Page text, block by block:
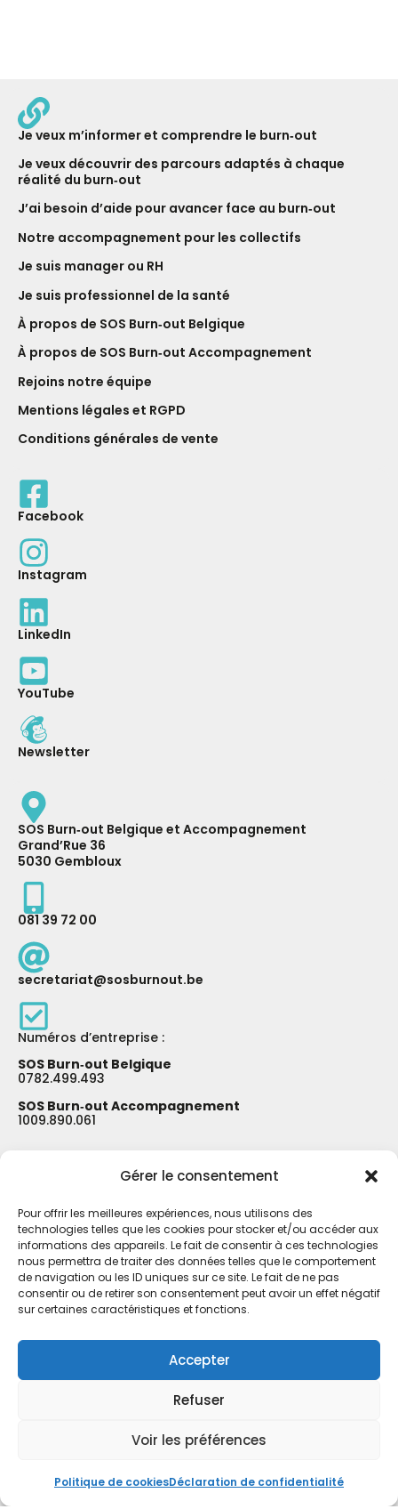
Gérer le consentement
Pour offrir les meilleures expériences, nous utilisons des
technologies telles que les cookies pour stocker et/ou accéder aux
informations des appareils. Le fait de consentir à ces technologies
nous permettra de traiter des données telles que le comportement
de navigation ou les ID uniques sur ce site. Le fait de ne pas
consentir ou de retirer son consentement peut avoir un effet négatif
sur certaines caractéristiques et fonctions.
Accepter
Refuser
Voir les préférences
Politique de cookiesDéclaration de confidentialité
Je veux m’informer et comprendre le burn‑out
Je veux découvrir des parcours adaptés à chaque
réalité du burn‑out
J’ai besoin d’aide pour avancer face au burn‑out
Notre ac­com­pagne­ment pour les collectifs
Je suis manager ou RH
Je suis professionnel de la santé
À propos de SOS Burn‑out Belgique
À propos de SOS Burn‑out Accompagnement
Rejoins notre équipe
Mentions légales et RGPD
Conditions générales de vente
Facebook
Instagram
LinkedIn
YouTube
Newsletter
SOS Burn‑out Belgique et Accompagnement
Grand’Rue 36
5030 Gembloux
081 39 72 00
secretariat@sosburnout.be
Numéros d’entreprise :
SOS Burn‑out Belgique
0782.499.493
SOS Burn‑out Accompagnement
1009.890.061
Ils nous soutiennent :